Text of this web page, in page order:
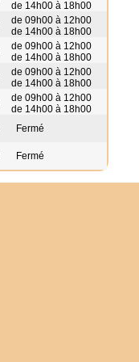
de 14h00 à 18h00
de 09h00 à 12h00
de 14h00 à 18h00
de 09h00 à 12h00
de 14h00 à 18h00
de 09h00 à 12h00
de 14h00 à 18h00
de 09h00 à 12h00
de 14h00 à 18h00
Fermé
Fermé